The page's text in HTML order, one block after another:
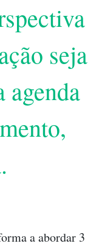
seja
agenda
a abordar 3